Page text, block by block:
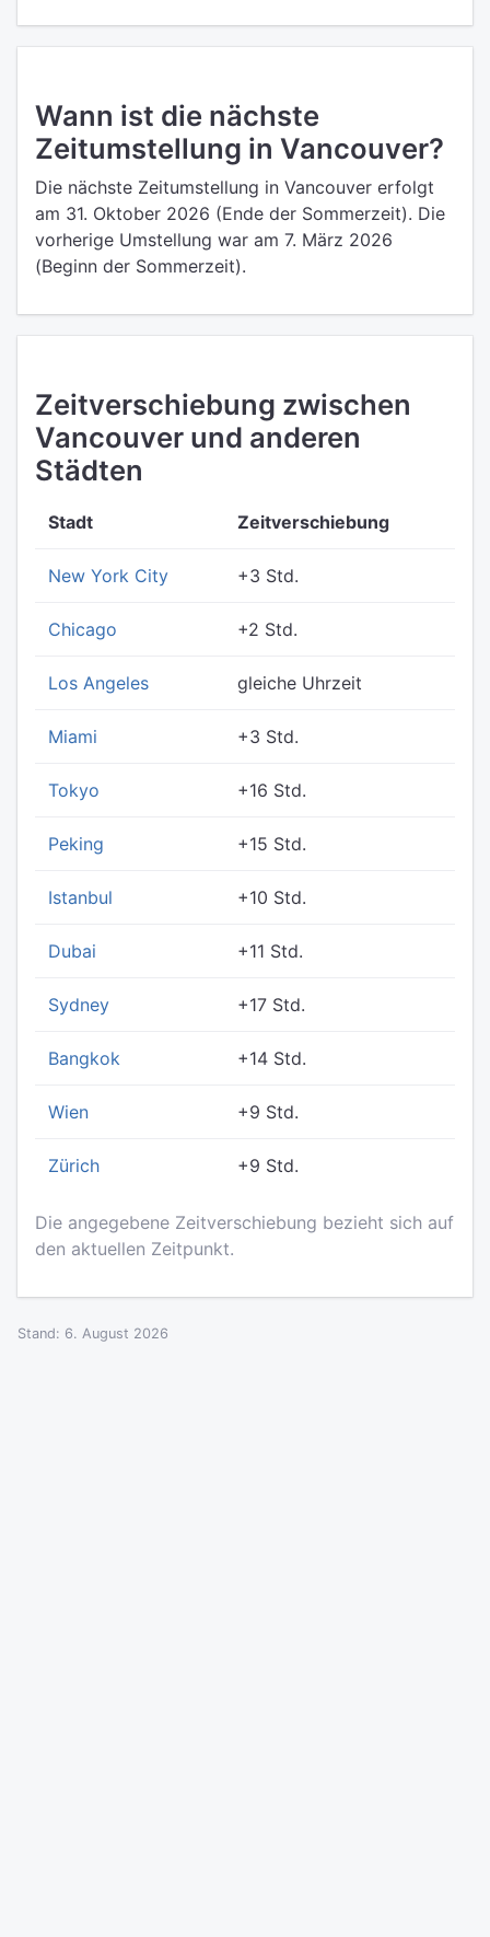
Wann ist die nächste
Zeitumstellung in Vancouver?
Die nächste Zeitumstellung in Vancouver erfolgt
am 31. Oktober 2026 (Ende der Sommerzeit). Die
vorherige Umstellung war am 7. März 2026
(Beginn der Sommerzeit).
Zeitverschiebung zwischen
Vancouver und anderen
Städten
Stadt Zeitverschiebung
New York City +3 Std.
Chicago +2 Std.
Los Angeles gleiche Uhrzeit
Miami +3 Std.
Tokyo +16 Std.
Peking +15 Std.
Istanbul +10 Std.
Dubai +11 Std.
Sydney +17 Std.
Bangkok +14 Std.
Wien +9 Std.
Zürich +9 Std.
Die angegebene Zeitverschiebung bezieht sich auf
den aktuellen Zeitpunkt.
Stand: 6. August 2026